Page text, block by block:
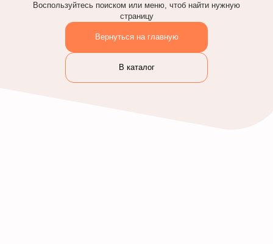
Воспользуйтесь поиском или меню, чтоб найти нужную
страницу
Вернуться на главную
В каталог